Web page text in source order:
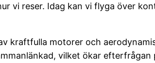
vi reser. Idag kan vi flyga över
kraftfulla motorer och
vilket ökar